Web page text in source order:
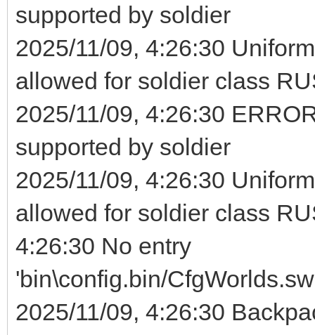
supported by soldier
2025/11/09, 4:26:30
allowed for soldier class
2025/11/09, 4:26:30
supported by soldier
2025/11/09, 4:26:30
allowed for soldier class
4:26:30 No entry
'bin\config.bin/
2025/11/09, 4:26:30